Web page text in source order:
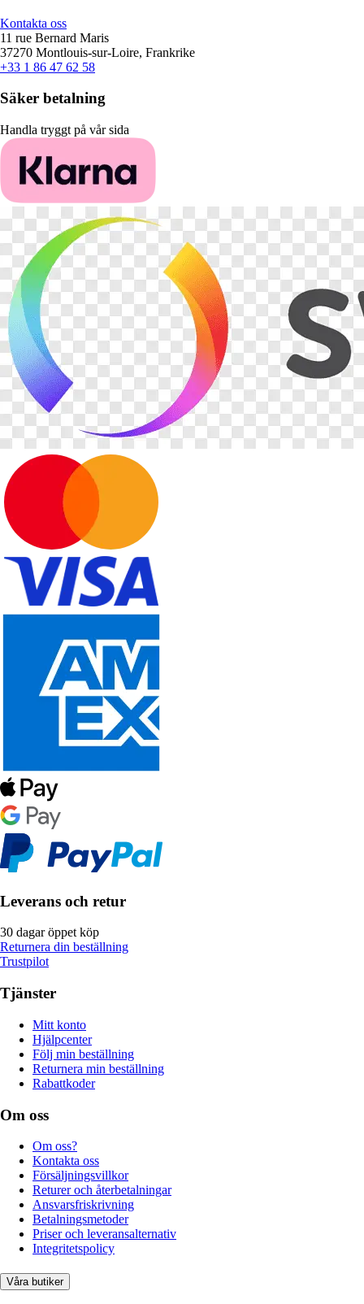
Kontakta oss
11 rue Bernard Maris
37270 Montlouis-sur-Loire, Frankrike
+33 1 86 47 62 58
Säker betalning
Handla tryggt på vår sida
Leverans och retur
30 dagar öppet köp
Returnera din beställning
Trustpilot
Tjänster
Mitt konto
Hjälpcenter
Följ min beställning
Returnera min beställning
Rabattkoder
Om oss
Om oss?
Kontakta oss
Försäljningsvillkor
Returer och återbetalningar
Ansvarsfriskrivning
Betalningsmetoder
Priser och leveransalternativ
Integritetspolicy
Våra butiker